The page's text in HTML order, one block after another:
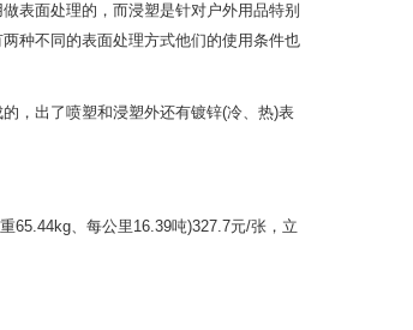
表面处理的，而浸塑是针对户外用品特别
种不同的表面处理方式他们的使用条件也
，出了喷塑和浸塑外还有镀锌(冷、热)表
、每公里16.39吨)327.7元/张，立